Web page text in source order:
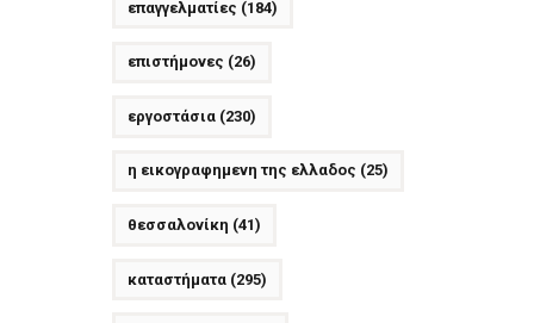
επαγγελματίες (184)
επιστήμονες (26)
εργοστάσια(230)
η εικογραφημενη της ελλαδος (25)
θεσσαλονίκη (41)
καταστήματα(295)